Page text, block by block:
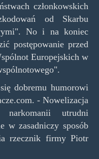
członkowskich
od Skarbu
No i na koniec
postępowanie przed
Europejskich w
dobremu humorowi
- Nowelizacja
narkomanii utrudni
w zasadniczy sposób
rzecznik firmy Piotr